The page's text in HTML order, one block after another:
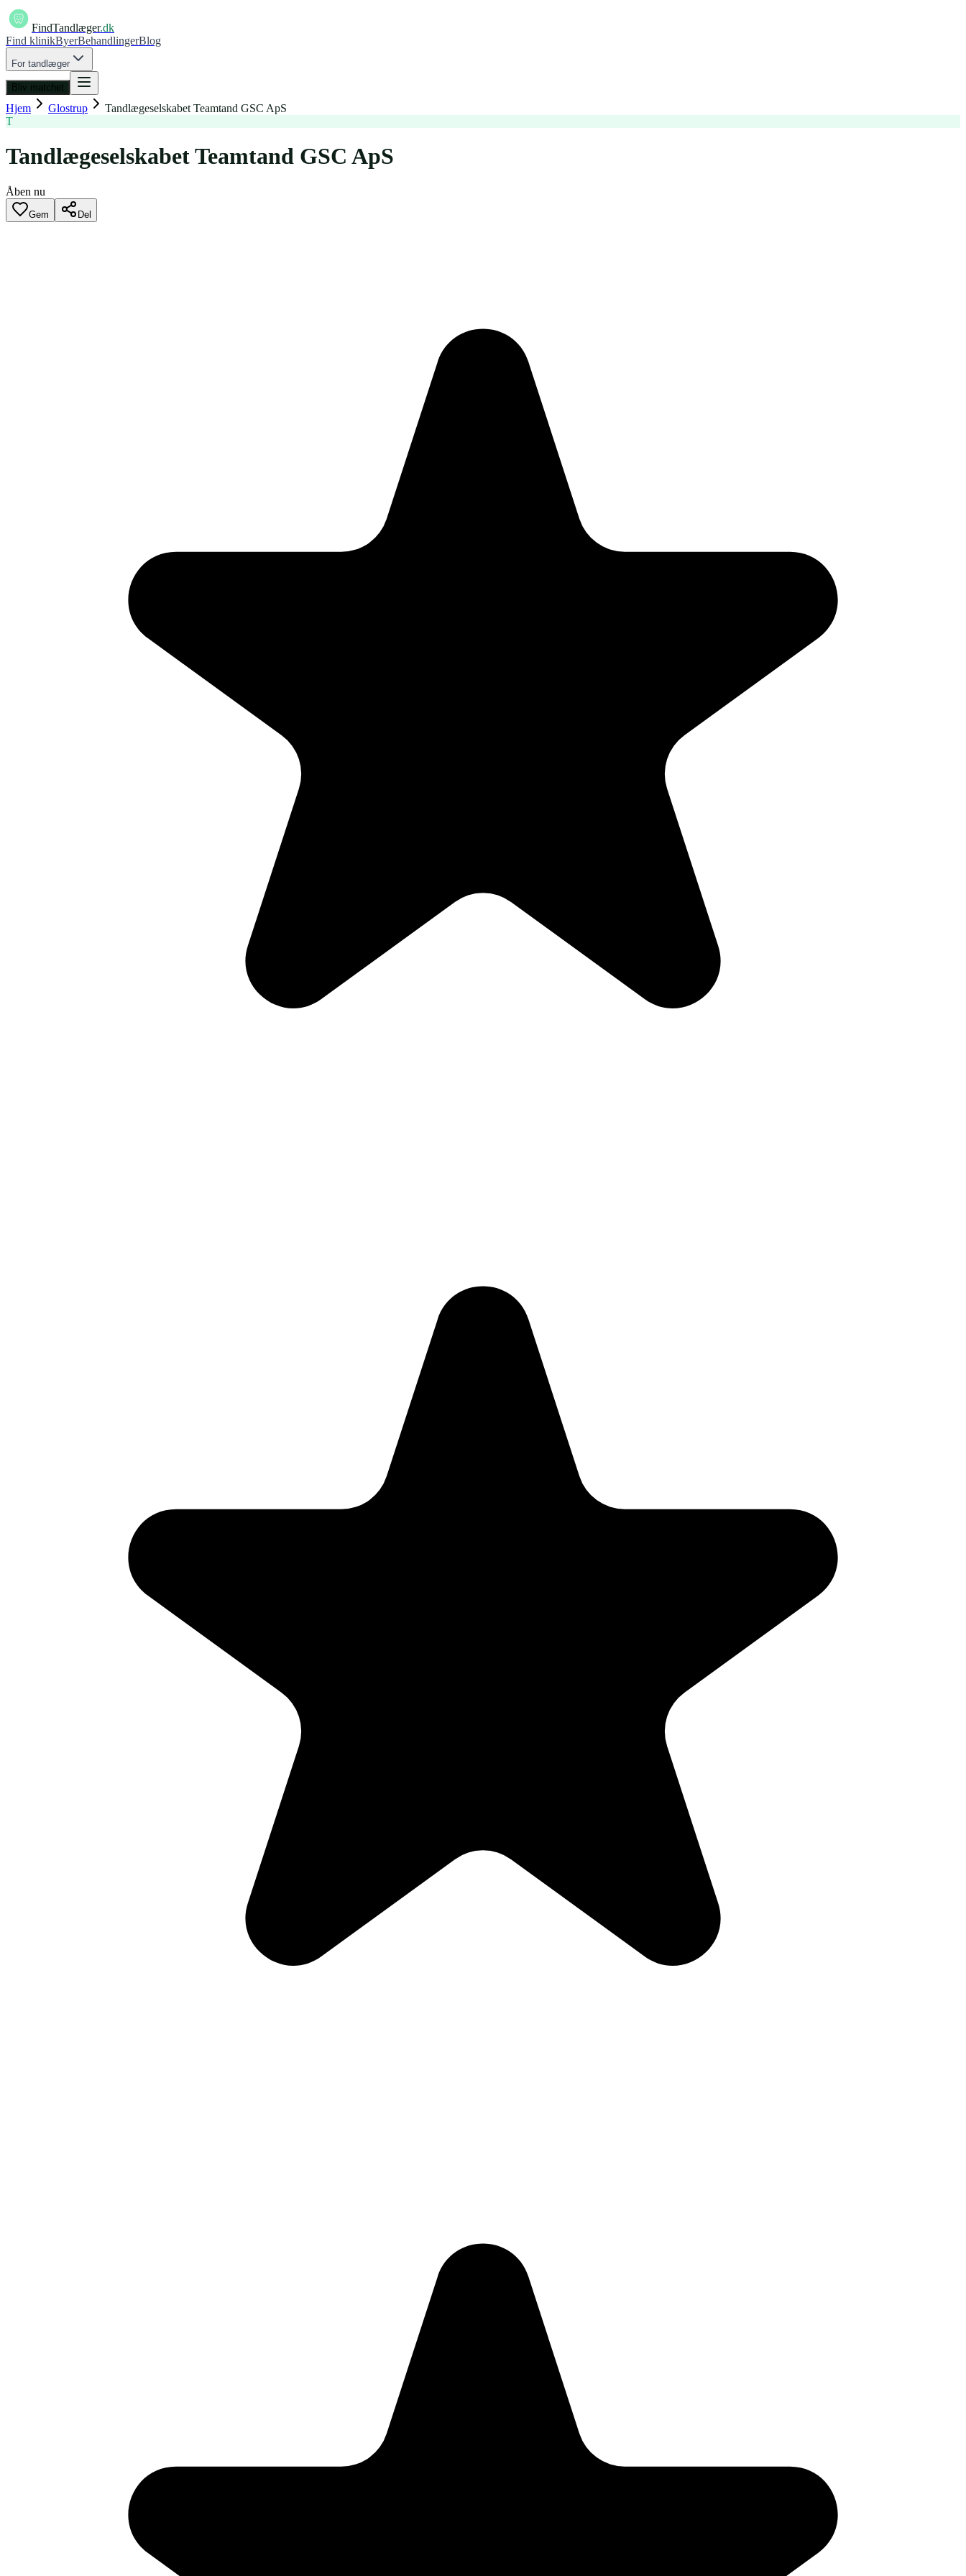
FindTandlæger.dk
Find klinikByerBehandlingerBlog
For tandlæger
Bliv matchet
Hjem Glostrup
Tandlægeselskabet Teamtand GSC ApS
T
Tandlægeselskabet Teamtand GSC ApS
Åben nu
Gem Del